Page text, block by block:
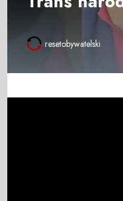
resetobywatelski